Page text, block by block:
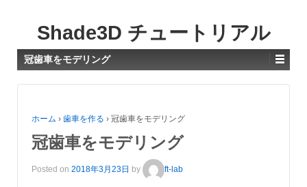
Shade3D チュートリアル
冠歯車をモデリング
ホーム › 歯車を作る › 冠歯車をモデリング
冠歯車をモデリング
Posted on 2018年3月23日 by ft-lab